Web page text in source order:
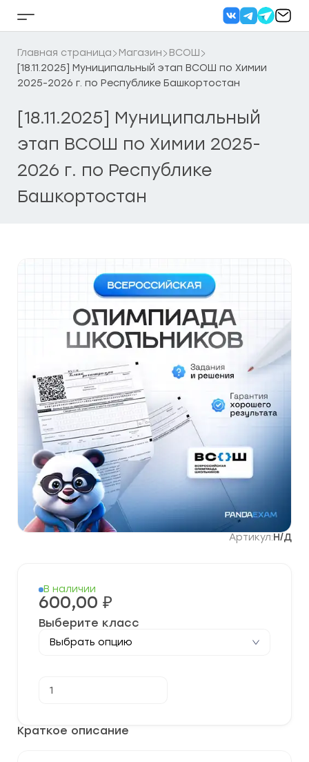
Кнопка
бокового
меню
Главная страница Магазин
ВСОШ
[18.11.2025] Муниципальный этап ВСОШ по Химии
2025-2026 г. по Республике Башкортостан
[18.11.2025] Муниципальный
этап ВСОШ по Химии 2025-
2026 г. по Республике
Башкортостан
Артикул:Н/Д
Краткое описание
В наличии
600,00 ₽
Выберите класс
товара
этап
ВСОШ